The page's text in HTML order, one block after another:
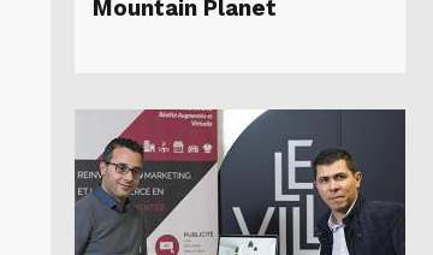
Mountain Planet